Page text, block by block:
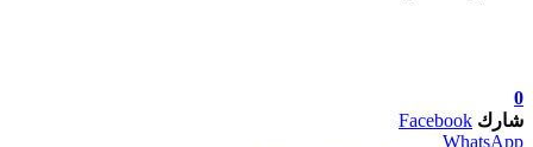
0
شارك Facebook
WhatsApp